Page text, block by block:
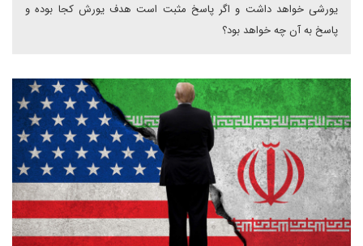
یورشی خواهد داشت و اگر پاسخ مثبت است هدف یورش کجا بوده و
پاسخ به آن چه خواهد بود؟